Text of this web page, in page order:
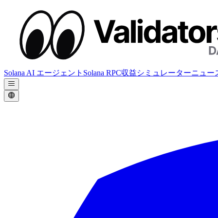
Solana AI エージェント Solana RPC収益シミュレーターニュー